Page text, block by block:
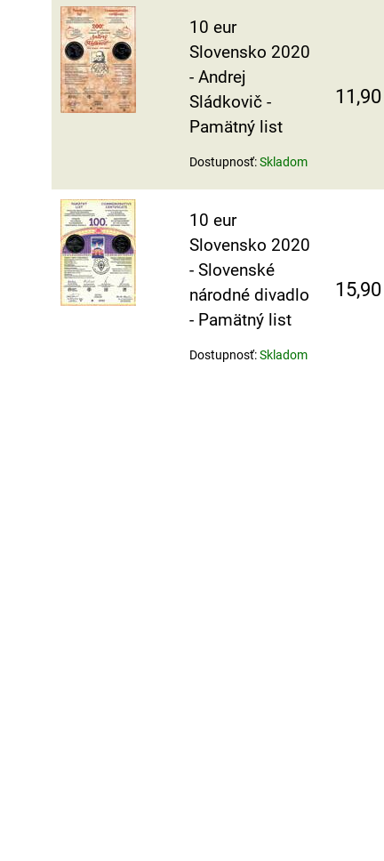
10 eur
Slovensko 2020
- Andrej
Sládkovič -
Pamätný list
Dostupnosť:Skladom
10 eur
Slovensko 2020
- Slovenské
národné divadlo
- Pamätný list
Dostupnosť:Skladom